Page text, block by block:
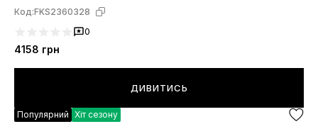
Код:FKS2360328
0
4158 грн
ДИВИТИСЬ
Популярний Хіт сезону